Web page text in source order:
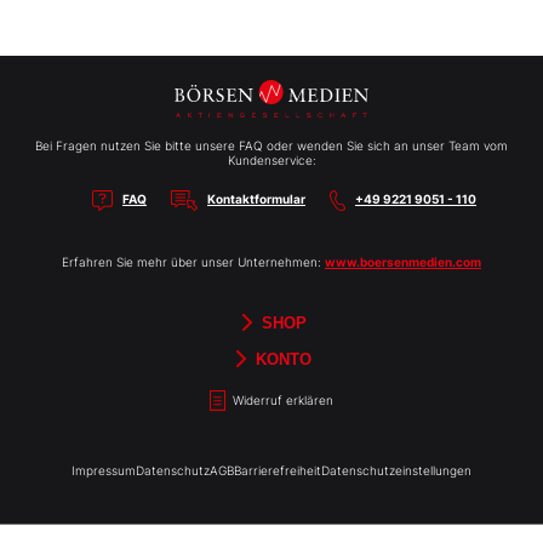
Bei Fragen nutzen Sie bitte unsere FAQ oder wenden Sie sich an unser Team vom
Kundenservice:
FAQ Kontaktformular +49 9221 9051 - 110
Erfahren Sie mehr über unser Unternehmen: www.boersenmedien.com
SHOP
Börsenbriefe
Aktien-Reports
HEBELTRADER
TradingDay
Newsletter
Merchandise
Gutscheine
KONTO
Widerruf erklären
ImpressumDatenschutzAGBBarrierefreiheitDatenschutzeinstellungen